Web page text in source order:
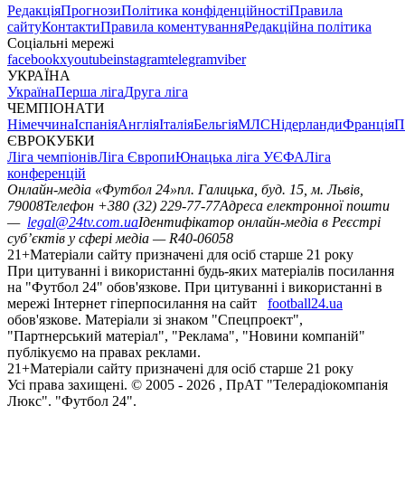
РедакціяПрогнозиПолітика конфіденційностіПравила
сайтуКонтактиПравила коментуванняРедакційна політика
Соціальні мережі
facebookxyoutubeinstagramtelegramviber
УКРАЇНА
УкраїнаПерша лігаДруга ліга
ЧЕМПІОНАТИ
НімеччинаІспаніяАнгліяІталіяБельгіяМЛСНідерландиФранція
ЄВРОКУБКИ
Ліга чемпіонівЛіга ЄвропиЮнацька ліга УЄФАЛіга
конференцій
Онлайн-медіа «Футбол 24»пл. Галицька, буд. 15, м. Львів,
79008Телефон +380 (32) 229-77-77Адреса електронної пошти
— legal@24tv.com.uaІдентифікатор онлайн-медіа в Реєстрі
суб’єктів у сфері медіа — R40-06058
21+Матеріали сайту призначені для осіб старше 21 року
При цитуванні і використанні будь-яких матеріалів посилання
на "Футбол 24" обов'язкове. При цитуванні і використанні в
мережі Інтернет гіперпосилання на сайт
football24.ua
обов'язкове. Матеріали зі знаком "Спецпроект",
"Партнерський матеріал", "Реклама", "Новини компаній"
публікуємо на правах реклами.
21+Матеріали сайту призначені для осіб старше 21 року
Усi права захищенi. © 2005 - 2026 , ПрАТ "Телерадіокомпанія
Люкс". "Футбол 24".